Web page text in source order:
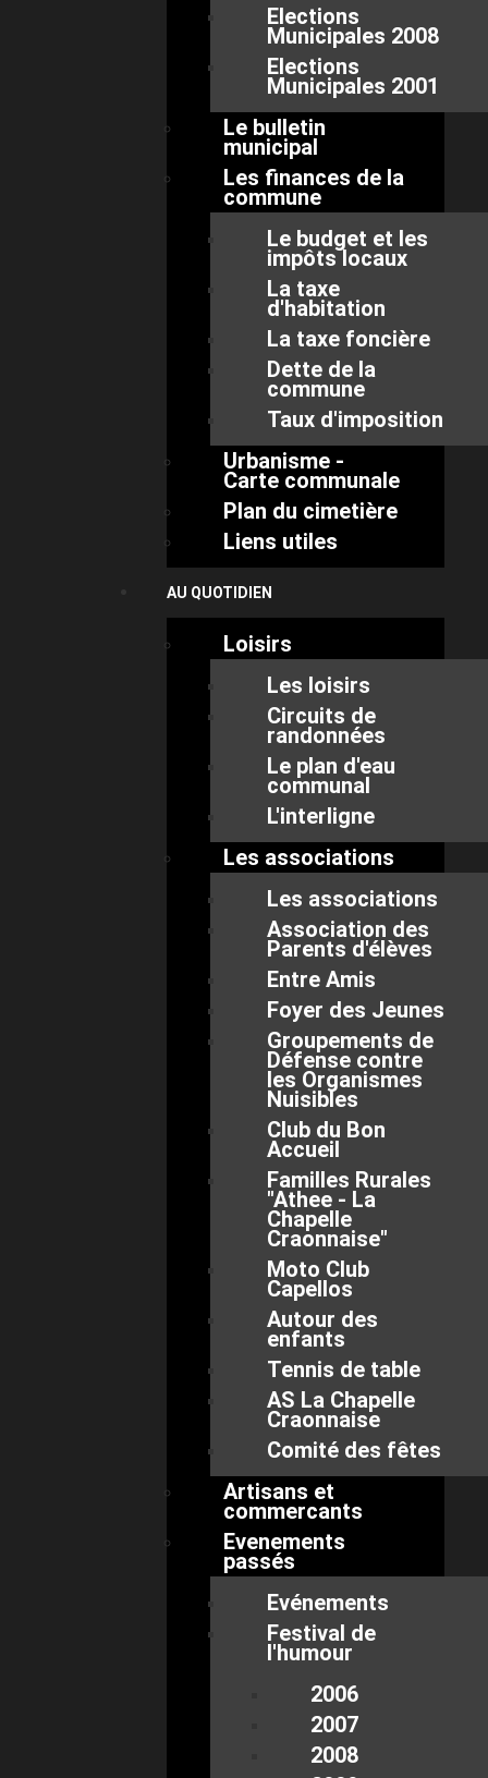
Elections
Municipales 2008
Elections
Municipales 2001
Le bulletin
municipal
Les finances de la
commune
Le budget et les
impôts locaux
La taxe
d'habitation
La taxe foncière
Dette de la
commune
Taux d'imposition
Urbanisme -
Carte communale
Plan du cimetière
Liens utiles
AU QUOTIDIEN
Loisirs
Les loisirs
Circuits de
randonnées
Le plan d'eau
communal
L'interligne
Les associations
Les associations
Association des
Parents d'élèves
Entre Amis
Foyer des Jeunes
Groupements de
Défense contre
les Organismes
Nuisibles
Club du Bon
Accueil
Familles Rurales
"Athee - La
Chapelle
Craonnaise"
Moto Club
Capellos
Autour des
enfants
Tennis de table
AS La Chapelle
Craonnaise
Comité des fêtes
Artisans et
commercants
Evenements
passés
Evénements
Festival de
l'humour
2006
2007
2008